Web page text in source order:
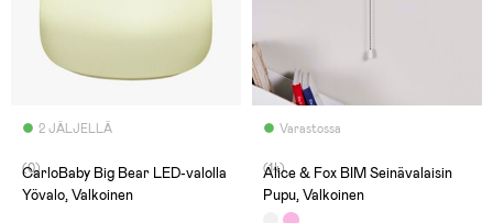
2 JÄLJELLÄ
(0)
CarloBaby Big Bear LED-valolla
Yövalo, Valkoinen
Varastossa
(14)
Alice & Fox BIM Seinävalaisin
Pupu, Valkoinen